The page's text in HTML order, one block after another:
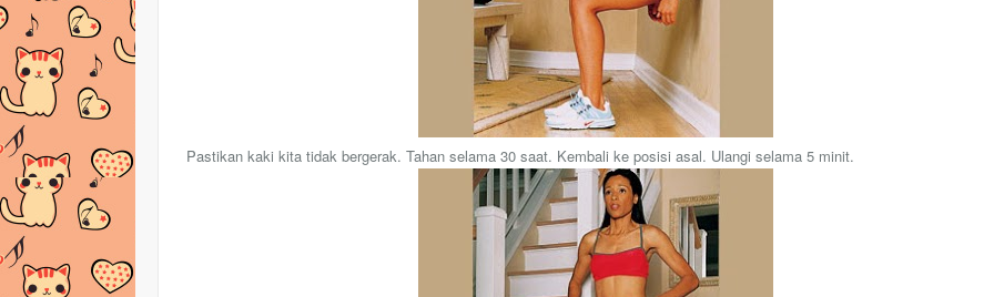
Pastikan kaki kita tidak bergerak. Tahan selama 30 saat. Kembali ke posisi asal. Ulangi selama 5 minit.